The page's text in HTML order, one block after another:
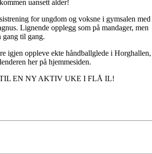
uansett alder!
for ungdom og voksne i gymsalen med
Lignende opplegg som på mandager, men
gang til gang.
igjen oppleve ekte håndballglede i Horghallen,
her på hjemmesiden.
EN NY AKTIV UKE I FLÅ IL!